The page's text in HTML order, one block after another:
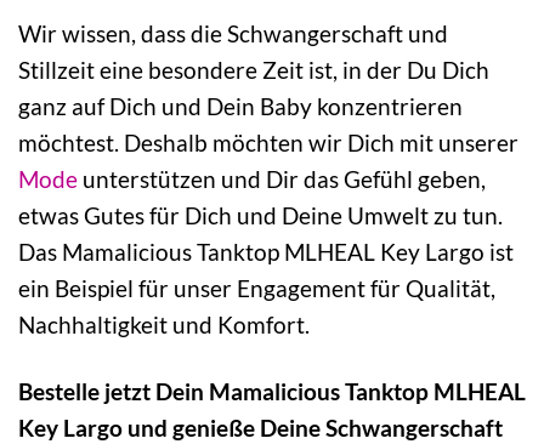
Wir wissen, dass die Schwangerschaft und
Stillzeit eine besondere Zeit ist, in der Du Dich
ganz auf Dich und Dein Baby konzentrieren
möchtest. Deshalb möchten wir Dich mit unserer
Mode unterstützen und Dir das Gefühl geben,
etwas Gutes für Dich und Deine Umwelt zu tun.
Das Mamalicious Tanktop MLHEAL Key Largo ist
ein Beispiel für unser Engagement für Qualität,
Nachhaltigkeit und Komfort.
Bestelle jetzt Dein Mamalicious Tanktop MLHEAL
Key Largo und genieße Deine Schwangerschaft